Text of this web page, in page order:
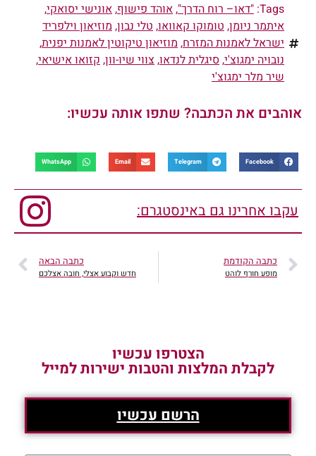
Tags: "דאו– רוח הדרך",אוהד פישוף,אונישי יסואקי,
איתמר ניומן,טומוקו קאוואו,טלי נבון,מוזיאון וילפריד
ישראל לאמנות המזרח,מוזיאון טיקוטין לאמנות יפנית,
נובויה ימגוצ'י,סיגלית לנדאו,צווי שיו-וון,קזואו אישיאי,
שיר מלר ימגוצ'י
אוהבים את הכתבה? שתפו אותה עכשיו:
Facebook
Telegram
Email
WhatsApp
עקבו אחרינו גם באינסטגרם:
כתבה הקודמת
מופע חורף לוהט
כתבה הבאה
חדש וקבוע אצלי, חובה אצלכם
הצטרפו עכשיו
לקבלת המלצות והטבות ישירות למייל
הרשם עכשיו